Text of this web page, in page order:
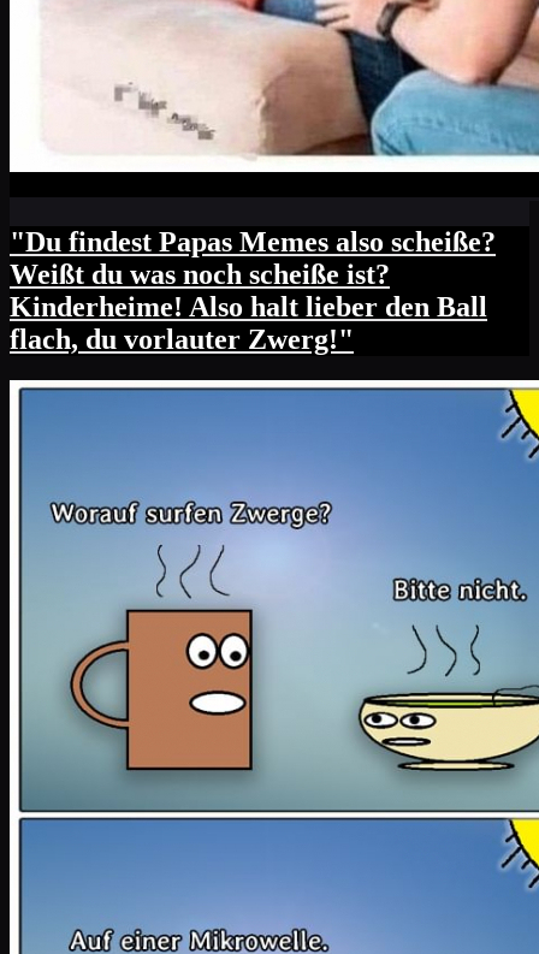
"Du findest Papas Memes also scheiße?
Weißt du was noch scheiße ist?
Kinderheime! Also halt lieber den Ball
flach, du vorlauter Zwerg!"